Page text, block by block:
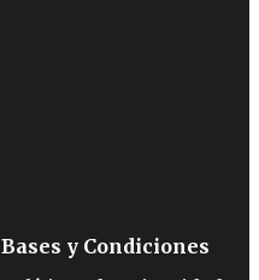
Bases y Condiciones